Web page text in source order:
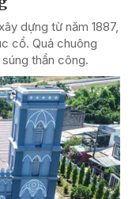
dựng từ năm 1887,
cổ. Quả chuông
thần công.